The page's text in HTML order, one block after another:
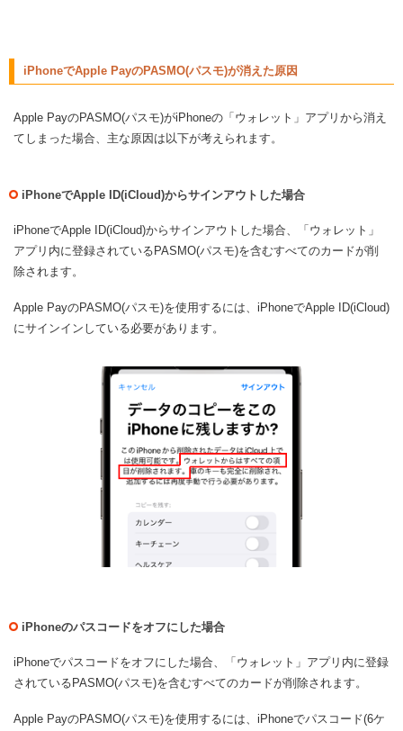
iPhoneでApple PayのPASMO(パスモ)が消えた原因
Apple PayのPASMO(パスモ)がiPhoneの「ウォレット」アプリから消え
てしまった場合、主な原因は以下が考えられます。
iPhoneでApple ID(iCloud)からサインアウトした場合
iPhoneでApple ID(iCloud)からサインアウトした場合、「ウォレット」
アプリ内に登録されているPASMO(パスモ)を含むすべてのカードが削
除されます。
Apple PayのPASMO(パスモ)を使用するには、iPhoneでApple ID(iCloud)
にサインインしている必要があります。
iPhoneのパスコードをオフにした場合
iPhoneでパスコードをオフにした場合、「ウォレット」アプリ内に登録
されているPASMO(パスモ)を含むすべてのカードが削除されます。
Apple PayのPASMO(パスモ)を使用するには、iPhoneでパスコード(6ケ